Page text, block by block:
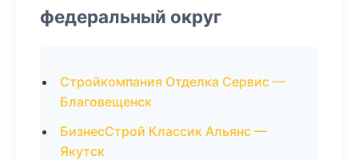
федеральный округ
Стройкомпания Отделка Сервис —
Благовещенск
БизнесСтрой Классик Альянс —
Якутск